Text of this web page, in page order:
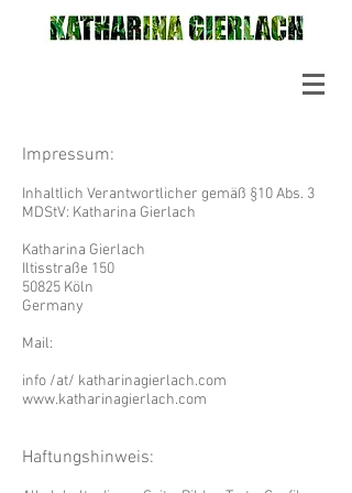
Impressum:
Inhaltlich Verantwortlicher gemäß §10 Abs. 3
MDStV: Katharina Gierlach
Katharina Gierlach
Iltisstraße 150
50825 Köln
Germany
Mail:
info /at/ katharinagierlach.com
www.katharinagierlach.com
Haftungshinweis: